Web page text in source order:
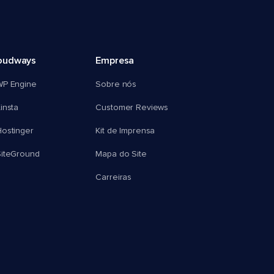
Engine
Empresa
Sobre nós
Customer Reviews
Kit de Imprensa
Mapa do Site
Carreiras